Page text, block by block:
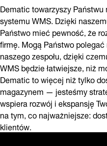
Dematic towarzyszy
systemu WMS. Dzięki
Państwo mieć pewność, że
firmę. Mogą Państwo
naszego zespołu, dzięki
WMS będzie łatwiejsze, niż
Dematic to więcej niż tylko
magazynem — jesteśmy
wspiera rozwój i ekspansję
na tym, co najważniejsze:
klientów.